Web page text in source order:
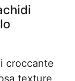
croccante
texture